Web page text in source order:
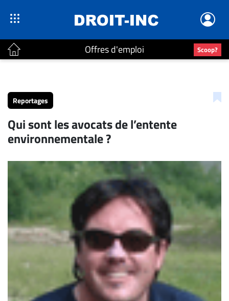
Offres d'emploi Scoop?
Accueil
Continu
Nominations
Bureaux
Conseillers
Juridiques
Carrière
Archives
CARRIÈRE
ET
EMPLOIS
Reportages
Qui sont les avocats de l’entente
environnementale ?